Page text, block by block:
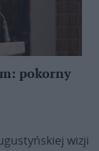
pokorny
wizji